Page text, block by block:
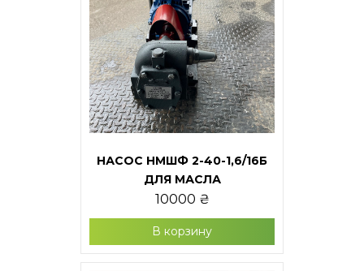
НАСОС НМШФ 2-40-1,6/16Б
ДЛЯ МАСЛА
10000 ₴
В корзину